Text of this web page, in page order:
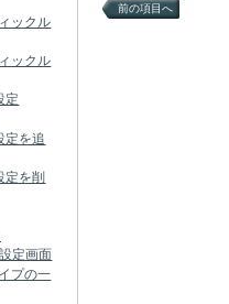
ックル
ックル
定
定を追
定を削
定画面
プの一
前の項目へ